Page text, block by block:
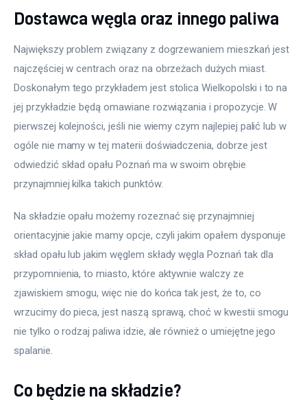
Dostawca węgla oraz innego paliwa
Największy problem związany z dogrzewaniem mieszkań jest
najczęściej w centrach oraz na obrzeżach dużych miast.
Doskonałym tego przykładem jest stolica Wielkopolski i to na
jej przykładzie będą omawiane rozwiązania i propozycje. W
pierwszej kolejności, jeśli nie wiemy czym najlepiej palić lub w
ogóle nie mamy w tej materii doświadczenia, dobrze jest
odwiedzić skład opału Poznań ma w swoim obrębie
przynajmniej kilka takich punktów.
Na składzie opału możemy rozeznać się przynajmniej
orientacyjnie jakie mamy opcje, czyli jakim opałem dysponuje
skład opału lub jakim węglem składy węgla Poznań tak dla
przypomnienia, to miasto, które aktywnie walczy ze
zjawiskiem smogu, więc nie do końca tak jest, że to, co
wrzucimy do pieca, jest naszą sprawą, choć w kwestii smogu
nie tylko o rodzaj paliwa idzie, ale również o umiejętne jego
spalanie.
Co będzie na składzie?